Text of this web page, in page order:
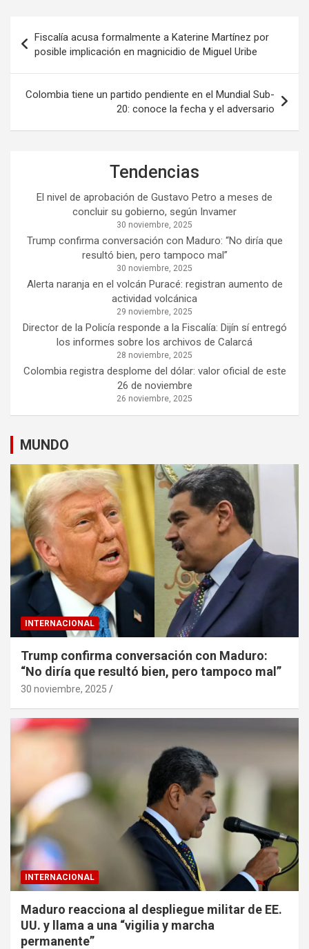
de
entradas
Fiscalía acusa formalmente a Katerine Martínez por
posible implicación en magnicidio de Miguel Uribe
Colombia tiene un partido pendiente en el Mundial Sub-
20: conoce la fecha y el adversario
Tendencias
El nivel de aprobación de Gustavo Petro a meses de
concluir su gobierno, según Invamer
30 noviembre, 2025
Trump confirma conversación con Maduro: “No diría que
resultó bien, pero tampoco mal”
30 noviembre, 2025
Alerta naranja en el volcán Puracé: registran aumento de
actividad volcánica
29 noviembre, 2025
Director de la Policía responde a la Fiscalía: Dijín sí entregó
los informes sobre los archivos de Calarcá
28 noviembre, 2025
Colombia registra desplome del dólar: valor oficial de este
26 de noviembre
26 noviembre, 2025
MUNDO
INTERNACIONAL
Trump confirma conversación con Maduro:
“No diría que resultó bien, pero tampoco mal”
30 noviembre, 2025
INTERNACIONAL
Maduro reacciona al despliegue militar de EE.
UU. y llama a una “vigilia y marcha
permanente”